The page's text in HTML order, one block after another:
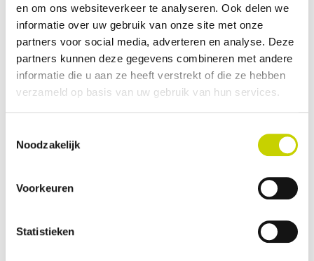
en om ons websiteverkeer te analyseren. Ook delen we
informatie over uw gebruik van onze site met onze
partners voor social media, adverteren en analyse. Deze
partners kunnen deze gegevens combineren met andere
informatie die u aan ze heeft verstrekt of die ze hebben
verzameld op basis van uw gebruik van hun services.
Noodzakelijk
Voorkeuren
Statistieken
die toegang geeft tot het certificeringssysteem van
het derde land.
Uitzondering
Bovenstaande geldt niet voor zendingen die via een
andere lidstaat zijn binnengekomen en zijn verlegd
Dan dient er een kopie van het papieren certificaat of
een print van het elektronische certificaat aanwezig
het land van binnenkomst) in combinatie met een
Gebruik het juiste referentienummer bij